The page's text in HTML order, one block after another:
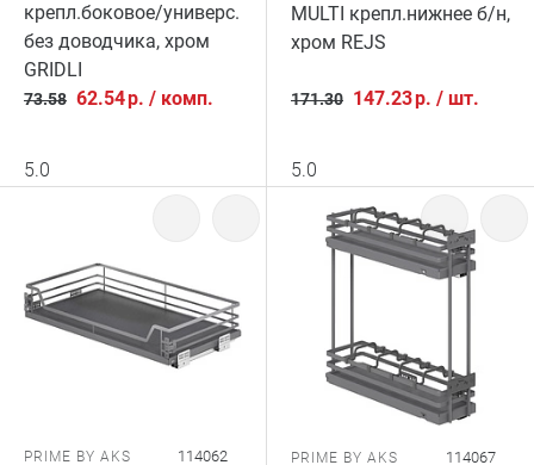
крепл.боковое/универс.
без доводчика, хром
GRIDLI
73.58 62.54р. / комп.
5.0
MULTI крепл.нижнее б/н,
хром REJS
171.30 147.23р. / шт.
5.0
PRIME BY AKS 114062 PRIME BY AKS 114067